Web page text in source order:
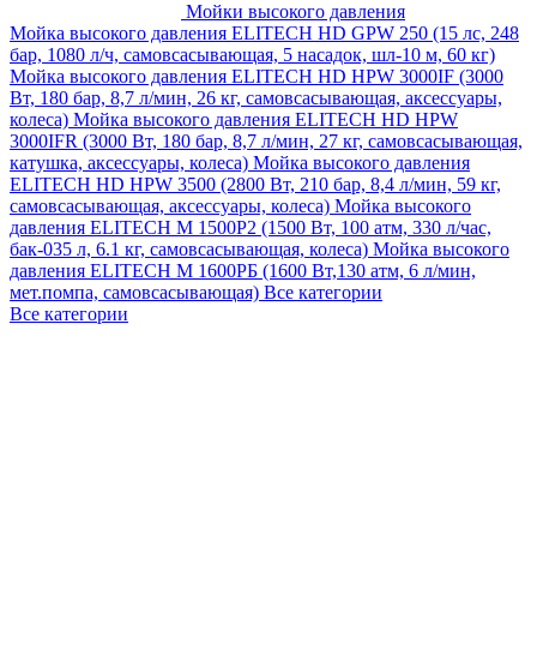
Мойки высокого давления
Мойка высокого давления ELITECH HD GPW 250 (15 лс, 248
бар, 1080 л/ч, самовсасывающая, 5 насадок, шл-10 м, 60 кг)
Мойка высокого давления ELITECH HD HPW 3000IF (3000
Вт, 180 бар, 8,7 л/мин, 26 кг, самовсасывающая, аксессуары,
колеса) Мойка высокого давления ELITECH HD HPW
3000IFR (3000 Вт, 180 бар, 8,7 л/мин, 27 кг, самовсасывающая,
катушка, аксессуары, колеса) Мойка высокого давления
ELITECH HD HPW 3500 (2800 Вт, 210 бар, 8,4 л/мин, 59 кг,
самовсасывающая, аксессуары, колеса) Мойка высокого
давления ELITECH M 1500P2 (1500 Вт, 100 атм, 330 л/час,
бак-035 л, 6.1 кг, самовсасывающая, колеса) Мойка высокого
давления ELITECH М 1600РБ (1600 Вт,130 атм, 6 л/мин,
мет.помпа, самовсасывающая) Все категории
Все категории